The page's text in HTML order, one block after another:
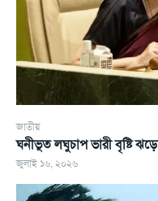
জাতীয়
ঘনীভূত লঘুচাপ ভারী বৃষ্টি
জুলাই ১৬, ২০২৬